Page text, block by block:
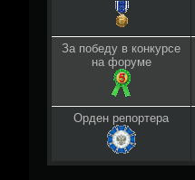
За победу в конкурсе
на форуме
Орден репортера